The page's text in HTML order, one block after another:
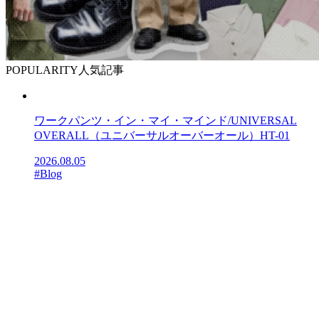
POPULARITY 人気記事
ワークパンツ・イン・マイ・マインド/UNIVERSAL
OVERALL（ユニバーサルオーバーオール）HT-01
2026.08.05
#Blog